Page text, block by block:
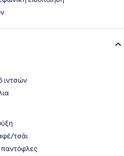
ιντσών
τσάι
παντόφλες